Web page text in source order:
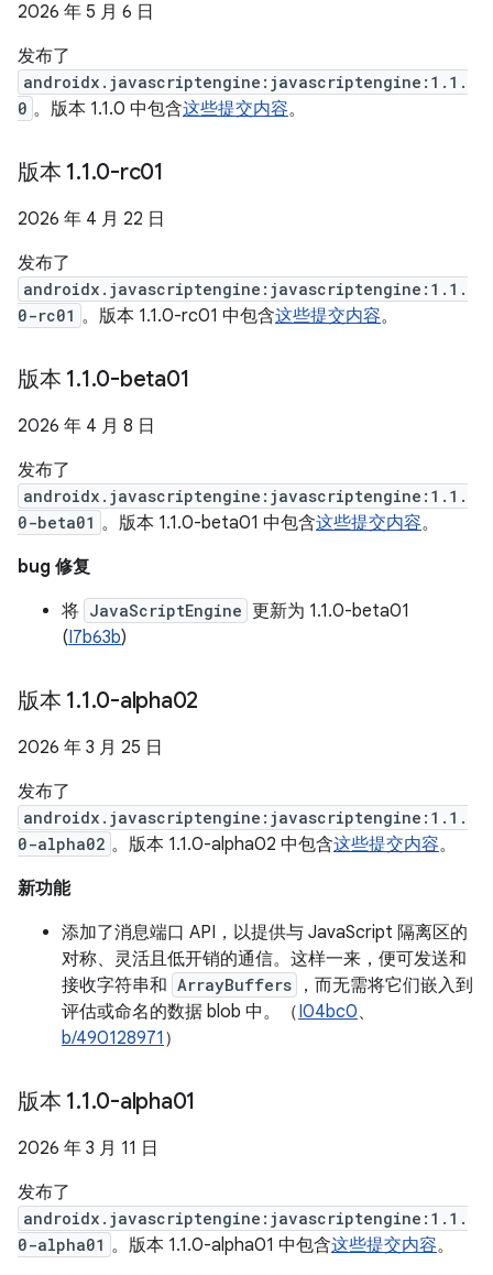
2026 年 5 月 6 日
发布了
androidx.javascriptengine:javascriptengine:1.1.
0 。版本 1.1.0 中包含这些提交内容。
版本 1.1.0-rc01
2026 年 4 月 22 日
发布了
androidx.javascriptengine:javascriptengine:1.1.
0-rc01 。版本 1.1.0-rc01 中包含这些提交内容。
版本 1.1.0-beta01
2026 年 4 月 8 日
发布了
androidx.javascriptengine:javascriptengine:1.1.
0-beta01 。版本 1.1.0-beta01 中包含这些提交内容。
bug 修复
将 JavaScriptEngine 更新为 1.1.0-beta01
(I7b63b)
版本 1.1.0-alpha02
2026 年 3 月 25 日
发布了
androidx.javascriptengine:javascriptengine:1.1.
0-alpha02 。版本 1.1.0-alpha02 中包含这些提交内容。
新功能
添加了消息端口 API，以提供与 JavaScript 隔离区的
对称、灵活且低开销的通信。这样一来，便可发送和
接收字符串和 ArrayBuffers
，而无需将它们嵌入到
评估或命名的数据 blob 中。（I04bc0、
b/490128971 ）
版本 1.1.0-alpha01
2026 年 3 月 11 日
发布了
androidx.javascriptengine:javascriptengine:1.1.
0-alpha01 。版本 1.1.0-alpha01 中包含这些提交内容。